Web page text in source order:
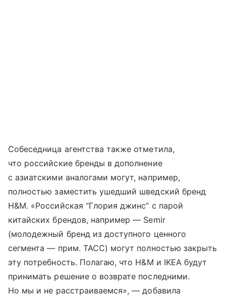
Собеседница агентства также отметила,
что российские бренды в дополнение
с азиатскими аналогами могут, например,
полностью заместить ушедший шведский бренд
H&M. «Российская “Глория джинс” с парой
китайских брендов, например — Semir
(молодежный бренд из доступного ценного
сегмента — прим. ТАСС) могут полностью закрыть
эту потребность. Полагаю, что H&M и IKEA будут
принимать решение о возврате последними.
Но мы и не расстраиваемся», — добавила